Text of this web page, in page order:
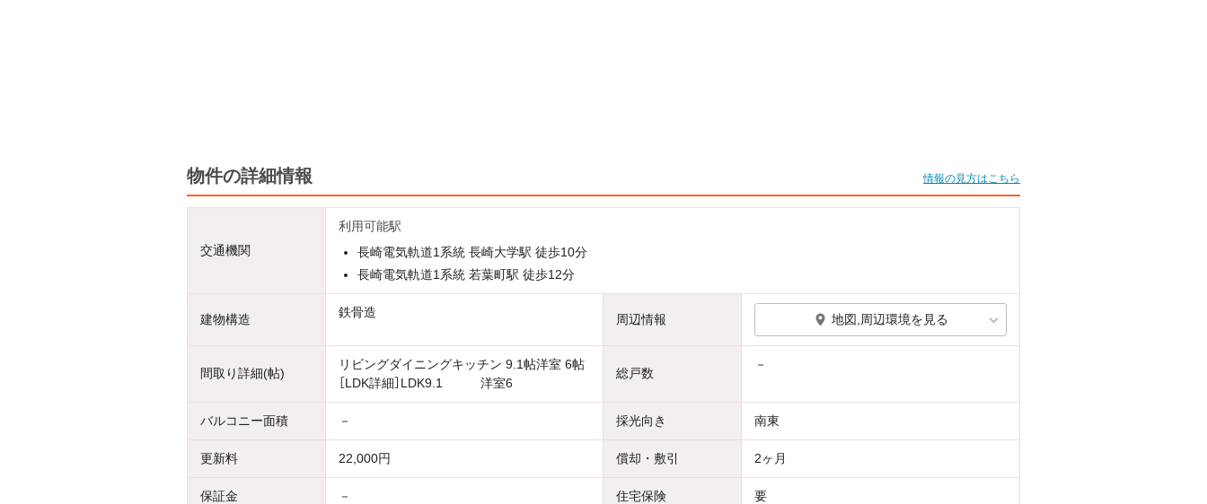
物件の詳細情報 情報の見方はこちら
交通機関
利用可能駅
長崎電気軌道1系統 長崎大学駅 徒歩10分
長崎電気軌道1系統 若葉町駅 徒歩12分
建物構造 鉄骨造 周辺情報 地図,周辺環境を見る
間取り詳細(帖)
リビングダイニングキッチン 9.1帖洋室 6帖
［LDK詳細］LDK9.1 洋室6
総戸数
－
バルコニー面積 － 採光向き 南東
更新料 22,000円 償却・敷引 2ヶ月
保証金 － 住宅保険 要